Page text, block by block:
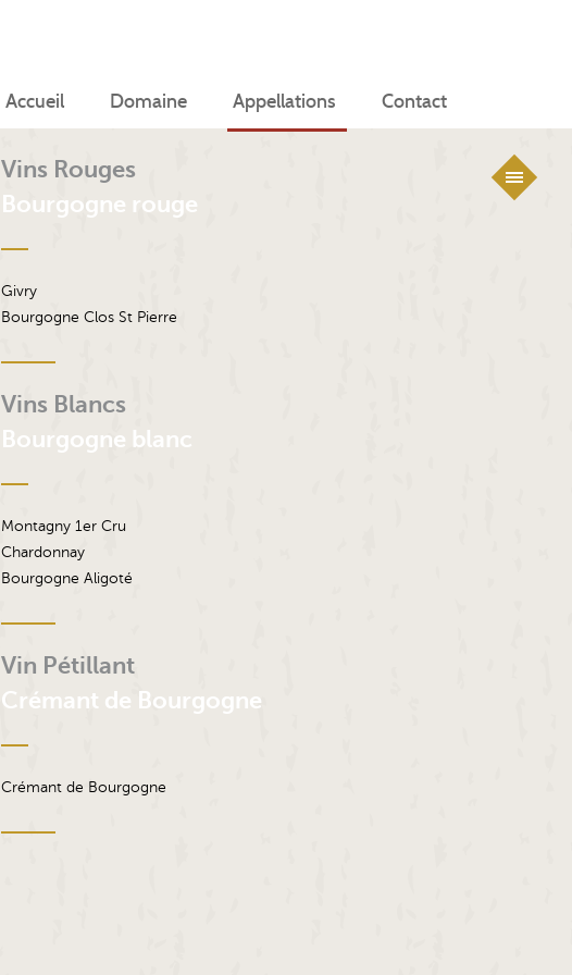
Accueil Domaine Appellations Contact
Vins Rouges
Bourgogne rouge
Givry
Bourgogne Clos St Pierre
Vins Blancs
Bourgogne blanc
Montagny 1er Cru
Chardonnay
Bourgogne Aligoté
Vin Pétillant
Crémant de Bourgogne
Crémant de Bourgogne